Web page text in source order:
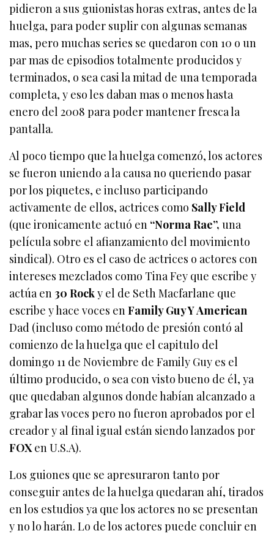
pidieron a sus guionistas horas extras, antes de la
huelga, para poder suplir con algunas semanas
mas, pero muchas series se quedaron con 10 o un
par mas de episodios totalmente producidos y
terminados, o sea casi la mitad de una temporada
completa, y eso les daban mas o menos hasta
enero del 2008 para poder mantener fresca la
pantalla.
Al poco tiempo que la huelga comenzó, los actores
se fueron uniendo a la causa no queriendo pasar
por los piquetes, e incluso participando
activamente de ellos, actrices como Sally Field
(que ironicamente actuó en “Norma Rae”, una
película sobre el afianzamiento del movimiento
sindical). Otro es el caso de actrices o actores con
intereses mezclados como Tina Fey que escribe y
actúa en 30 Rocky el de Seth Macfarlane que
escribe y hace voces enFamily Guy Y American
Dad (incluso como método de presión contó al
comienzo de la huelga que el capitulo del
domingo 11 de Noviembre de Family Guy es el
último producido, o sea con visto bueno de él, ya
que quedaban algunos donde habían alcanzado a
grabar las voces pero no fueron aprobados por el
creador y al final igual están siendo lanzados por
FOXen U.S.A).
Los guiones que se apresuraron tanto por
conseguir antes de la huelga quedaran ahí, tirados
en los estudios ya que los actores no se presentan
y no lo harán. Lo de los actores puede concluir en